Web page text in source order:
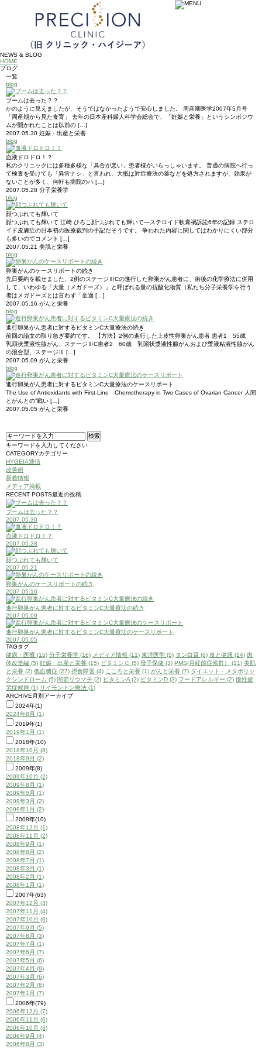
NEWS & BLOG
HOME
ブログ
一覧
blog
ブームは去った？？
かのように見えましたが、そうではなかったようで安心しました。 周産期医学2007年5月号
「周産期から見た食育」 去年の日本産科婦人科学会総会で、「妊娠と栄養」というシンポジウ
ムが開かれたことは以前の […]
2007.05.30 妊娠・出産と栄養
blog
血液ドロドロ！？
私のクリニックには多種多様な「具合が悪い」患者様がいらっしゃいます。 普通の病院へ行っ
て検査を受けても「異常ナシ」と言われ、大抵は対症療法の薬などを処方されますが、効果が
ないことが多く、何軒も病院のハ […]
2007.05.28 分子栄養学
blog
顔つぶれても輝いて
顔つぶれても輝いて 江崎 ひろこ顔つぶれても輝いて―ステロイド軟膏禍訴訟6年の記録 ステロ
イド皮膚症の日本初の医療裁判の手記だそうです。 争われた内容に関してはわかりにくい部分
も多いのでコメント […]
2007.05.21 美肌と栄養
blog
卵巣がんのケースリポートの続き
先日要約を載せました、2例のステージⅢCの進行した卵巣がん患者に、術後の化学療法に併用
して、いわゆる「大量（メガドーズ）」と呼ばれる量の抗酸化物質（私たち分子栄養学を行う
者はメガドーズとは言わず「至適 […]
2007.05.16 がんと栄養
blog
進行卵巣がん患者に対するビタミンC大量療法の続き
前回の論文の取り急ぎ要約です。 【方法】2例の進行した上皮性卵巣がん患者 患者1 55歳
乳頭状漿液性腺がん、ステージⅢC患者2 60歳 乳頭状漿液性腺がんおよび漿液粘液性腺がん
の混合型、ステージⅢ […]
2007.05.09 がんと栄養
blog
進行卵巣がん患者に対するビタミンC大量療法のケースリポート
The Use of Antioxidants with First-Line Chemotherapy in Two Cases of Ovarian Cancer 人間
とがんとの”戦い […]
2007.05.05 がんと栄養
キーワードを入力してください
CATEGORYカテゴリー
HYGEIA通信
改善例
新着情報
メディア掲載
RECENT POSTS最近の投稿
ブームは去った？？
2007.05.30
血液ドロドロ！？
2007.05.28
顔つぶれても輝いて
2007.05.21
卵巣がんのケースリポートの続き
2007.05.16
進行卵巣がん患者に対するビタミンC大量療法の続き
2007.05.09
進行卵巣がん患者に対するビタミンC大量療法のケースリポート
2007.05.05
TAGタグ
健康・医療 (15) 分子栄養学 (16) メディア情報 (11) 東洋医学 (5) タン白質 (6) 食と健康 (14) 肉
体改造編 (5) 妊娠・出産と栄養 (15) ビタミンＣ (5) 母子保健 (3) PMS(月経前症候群） (11) 美肌
と栄養 (2) 低血糖症 (27) 摂食障害 (4) こころと栄養 (1) がんと栄養 (7) ダイエット・メタボリッ
クシンドローム (5) 関節リウマチ (2) ビタミンA (2) ビタミンD (3) フードアレルギー (2) 慢性疲
労症候群 (1) サイモントン療法 (1)
ARCHIVE 月別アーカイブ
2024年(1)
2024年8月 (1)
2019年(1)
2019年1月 (1)
2018年(10)
2018年10月 (8)
2018年9月 (2)
2009年(8)
2009年10月 (2)
2009年8月 (1)
2009年5月 (1)
2009年3月 (2)
2009年1月 (2)
2008年(10)
2008年12月 (1)
2008年11月 (2)
2008年9月 (1)
2008年8月 (2)
2008年7月 (1)
2008年3月 (1)
2008年2月 (1)
2008年1月 (1)
2007年(63)
2007年12月 (3)
2007年11月 (4)
2007年10月 (6)
2007年9月 (5)
2007年8月 (3)
2007年7月 (1)
2007年6月 (7)
2007年5月 (6)
2007年4月 (9)
2007年3月 (6)
2007年2月 (6)
2007年1月 (7)
2006年(79)
2006年12月 (7)
2006年11月 (6)
2006年10月 (3)
2006年9月 (4)
2006年8月 (3)